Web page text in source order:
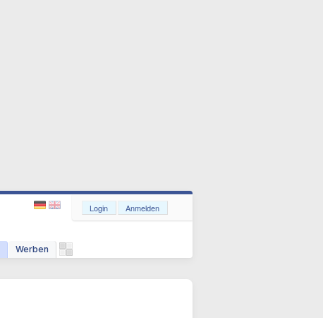
Werben
Login Anmelden